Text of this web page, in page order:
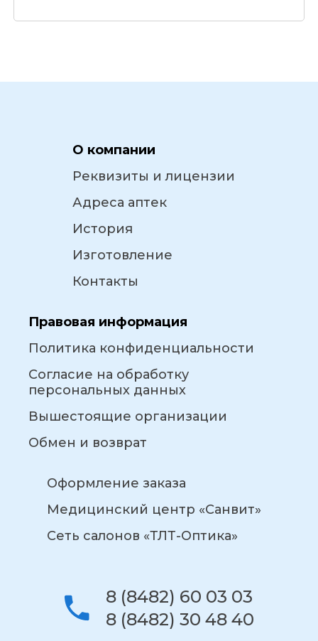
О компании
Реквизиты и лицензии
Адреса аптек
История
Изготовление
Контакты
Правовая информация
Политика конфиденциальности
Согласие на обработку
персональных данных
Вышестоящие организации
Обмен и возврат
Оформление заказа
Медицинский центр «Санвит»
Сеть салонов «ТЛТ-Оптика»
8 (8482) 60 03 03
8 (8482) 30 48 40